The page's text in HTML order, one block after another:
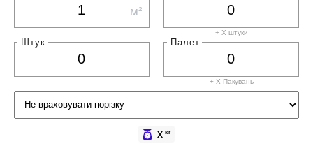
м²
+ X штуки
Штук Палет
+ X Пакувань
Xкг